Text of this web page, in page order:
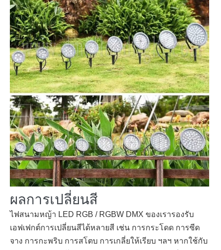
ผลการเปลี่ยนสี
ไฟสนามหญ้า LED RGB / RGBW DMX ของเรารองรับ
เอฟเฟกต์การเปลี่ยนสีได้หลายสี เช่น การกระโดด การซีด
จาง การกะพริบ การสโตบ การเกลี่ยให้เรียบ ฯลฯ หากใช้กับ